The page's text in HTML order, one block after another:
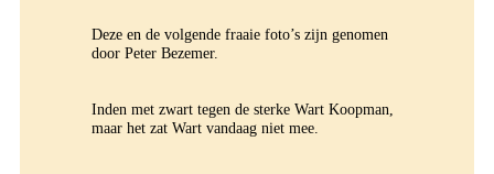
Deze en de volgende fraaie foto’s zijn genomen
door Peter Bezemer.
Inden met zwart tegen de sterke Wart Koopman,
maar het zat Wart vandaag niet mee.